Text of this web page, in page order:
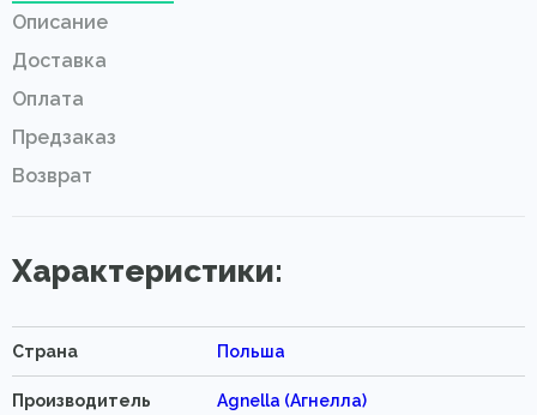
Описание
Доставка
Оплата
Предзаказ
Возврат
Характеристики:
Страна Польша
Производитель Agnella (Агнелла)